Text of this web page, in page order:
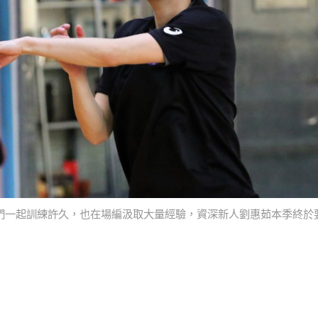
一起訓練許久，也在場編汲取大量經驗，資深新人劉惠茹本季終於